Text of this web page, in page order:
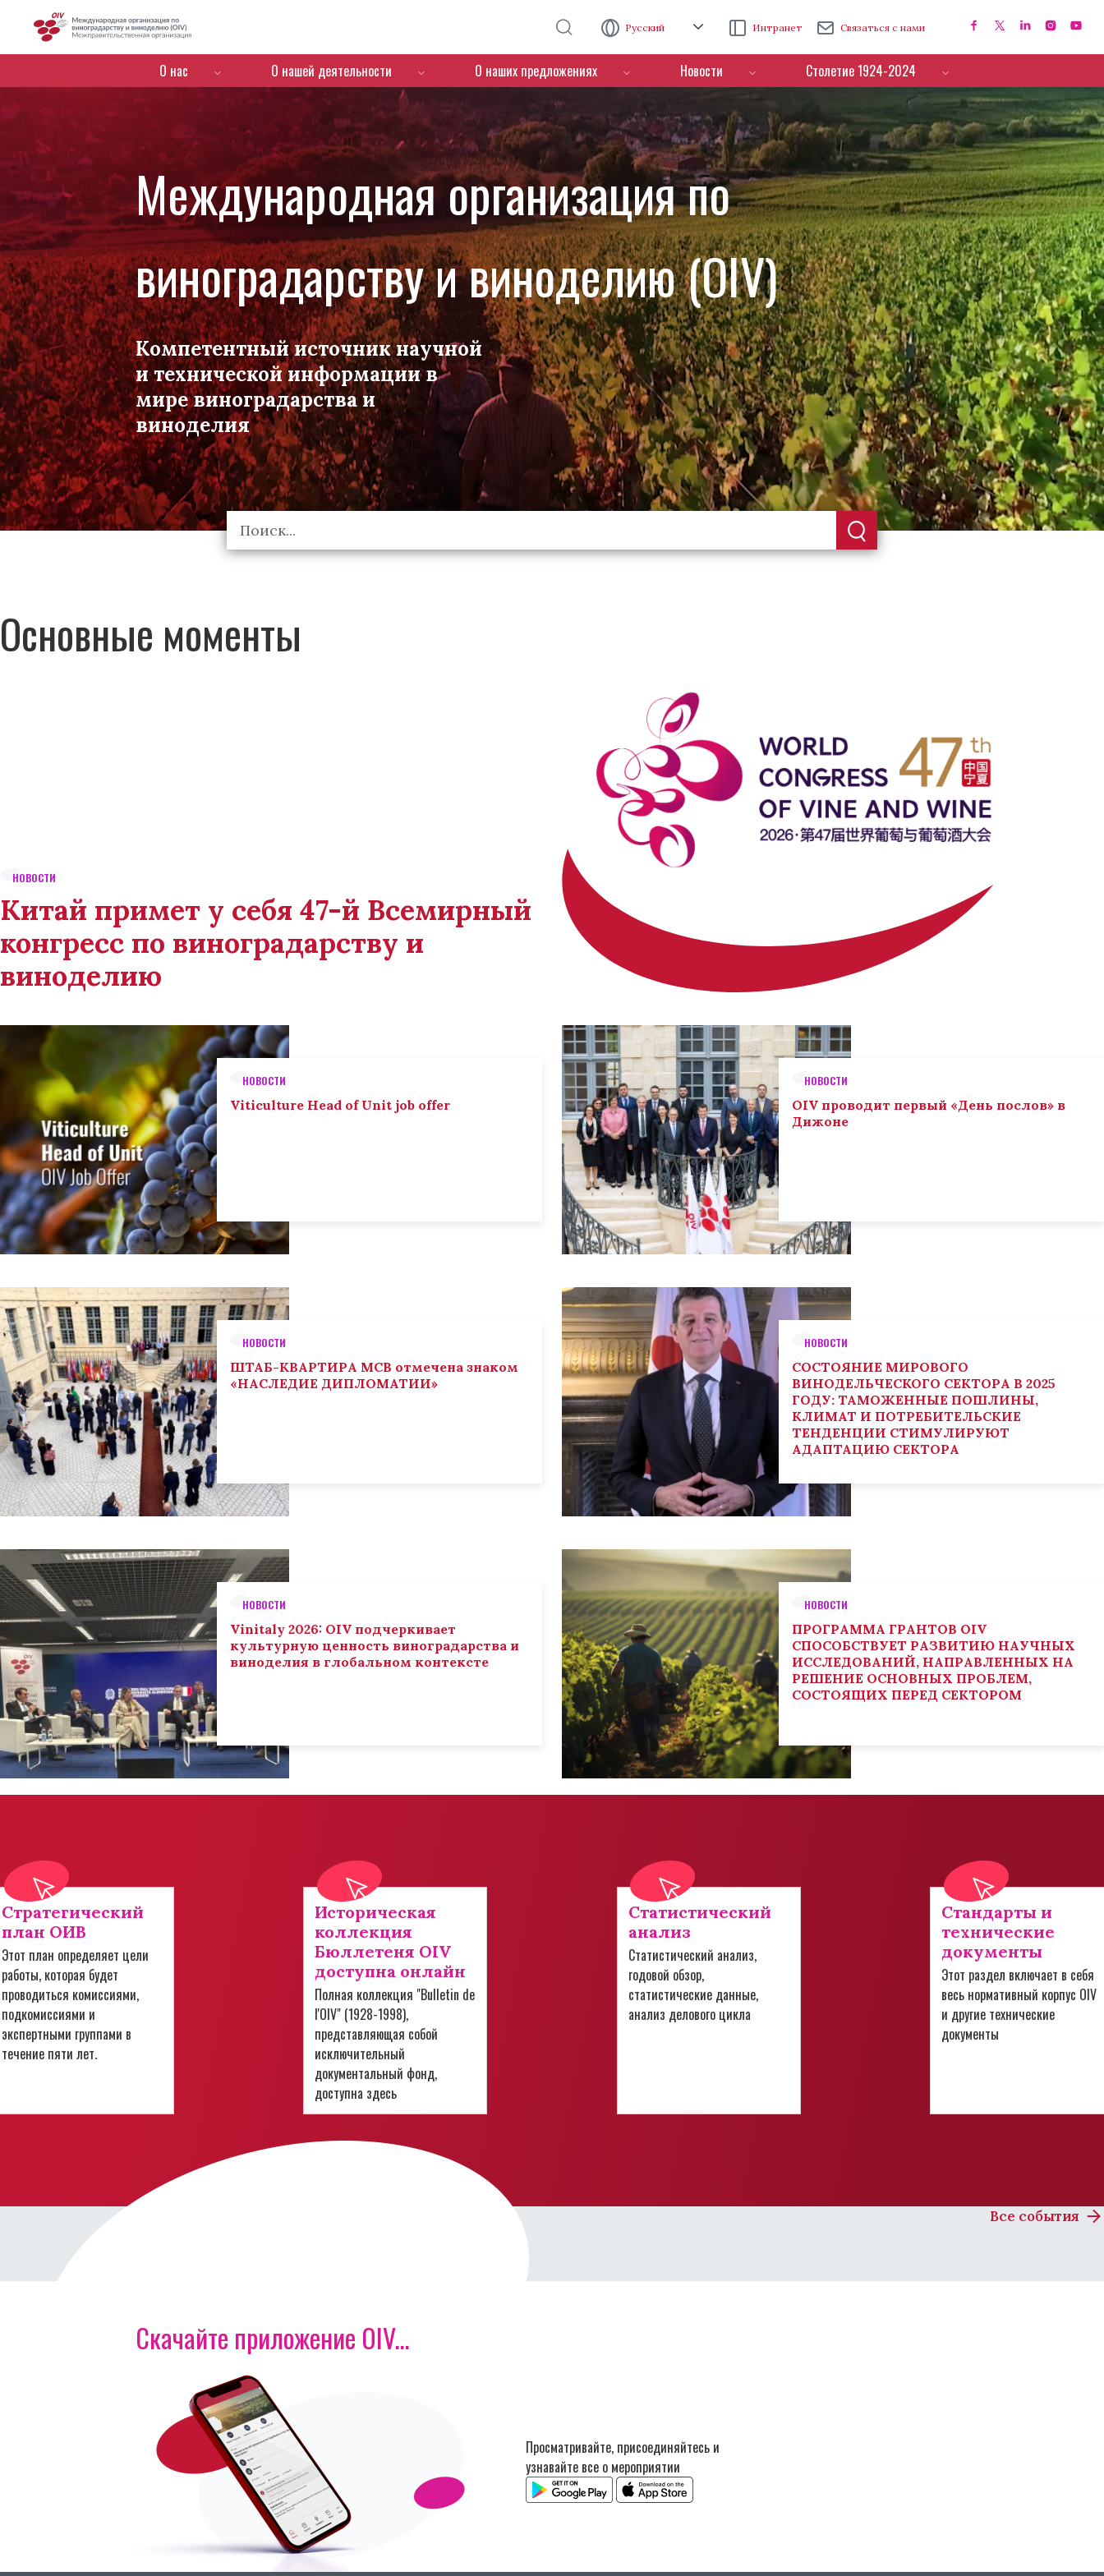
Русский Интранет Связаться с нами
Menú de navegación
О нас О нашей деятельности О наших предложениях Новости Столетие 1924-2024
Международная организация по
виноградарству и виноделию (OIV)
Компетентный источник научной
и технической информации в
мире виноградарства и
виноделия
Основные моменты
НОВОСТИ
Китай примет у себя 47-й Всемирный
конгресс по виноградарству и
виноделию
НОВОСТИ
Viticulture Head of Unit job offer
НОВОСТИ
OIV проводит первый «День послов» в
Дижоне
НОВОСТИ
ШТАБ-КВАРТИРА МСВ отмечена знаком
«НАСЛЕДИЕ ДИПЛОМАТИИ»
НОВОСТИ
СОСТОЯНИЕ МИРОВОГО
ВИНОДЕЛЬЧЕСКОГО СЕКТОРА В 2025
ГОДУ: ТАМОЖЕННЫЕ ПОШЛИНЫ,
КЛИМАТ И ПОТРЕБИТЕЛЬСКИЕ
ТЕНДЕНЦИИ СТИМУЛИРУЮТ
АДАПТАЦИЮ СЕКТОРА
НОВОСТИ
Vinitaly 2026: OIV подчеркивает
культурную ценность виноградарства и
виноделия в глобальном контексте
НОВОСТИ
ПРОГРАММА ГРАНТОВ OIV
СПОСОБСТВУЕТ РАЗВИТИЮ НАУЧНЫХ
ИССЛЕДОВАНИЙ, НАПРАВЛЕННЫХ НА
РЕШЕНИЕ ОСНОВНЫХ ПРОБЛЕМ,
СОСТОЯЩИХ ПЕРЕД СЕКТОРОМ
Стратегический
план ОИВ
Этот план определяет цели
работы, которая будет
проводиться комиссиями,
подкомиссиями и
экспертными группами в
течение пяти лет.
Историческая
коллекция
Бюллетеня OIV
доступна онлайн
Полная коллекция "Bulletin de
l'OIV" (1928-1998),
представляющая собой
исключительный
документальный фонд,
доступна здесь
Статистический
анализ
Статистический анализ,
годовой обзор,
статистические данные,
анализ делового цикла
Стандарты и
технические
документы
Этот раздел включает в себя
весь нормативный корпус OIV
и другие технические
документы
Все события
Скачайте приложение OIV...
Просматривайте, присоединяйтесь и
узнавайте все о мероприятии